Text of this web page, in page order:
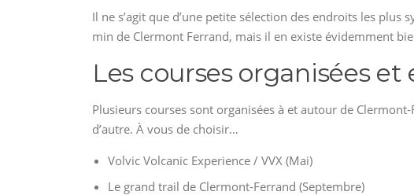
Il ne s’agit que d’une petite sélection des endroits les
min de Clermont Ferrand, mais il en existe évidemment
Les courses organisées et
Plusieurs courses sont organisées à et autour de
d’autre. À vous de choisir…
Volvic Volcanic Experience / VVX (Mai)
Le grand trail de Clermont-Ferrand (Septembre)